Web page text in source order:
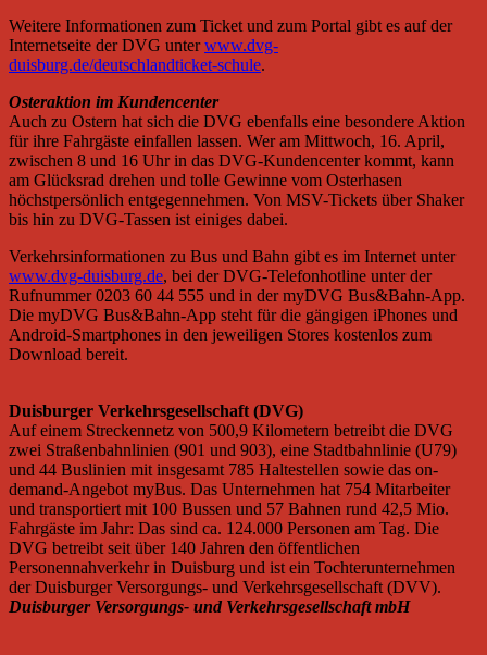
Weitere Informationen zum Ticket und zum Portal gibt es auf der
Internetseite der DVG unterwww.dvg-
duisburg.de/deutschlandticket-schule.
Osteraktion im Kundencenter
Auch zu Ostern hat sich die DVG ebenfalls eine besondere Aktion
für ihre Fahrgäste einfallen lassen. Wer am Mittwoch, 16. April,
zwischen 8 und 16 Uhr in das DVG-Kundencenter kommt, kann
am Glücksrad drehen und tolle Gewinne vom Osterhasen
höchstpersönlich entgegennehmen. Von MSV-Tickets über Shaker
bis hin zu DVG-Tassen ist einiges dabei.
Verkehrsinformationen zu Bus und Bahn gibt es im Internet unter
www.dvg-duisburg.de, bei der DVG-Telefonhotline unter der
Rufnummer 0203 60 44 555 und in der myDVG Bus&Bahn-App.
Die myDVG Bus&Bahn-App steht für die gängigen iPhones und
Android-Smartphones in den jeweiligen Stores kostenlos zum
Download bereit.
Duisburger Verkehrsgesellschaft (DVG)
Auf einem Streckennetz von 500,9 Kilometern betreibt die DVG
zwei Straßenbahnlinien (901 und 903), eine Stadtbahnlinie (U79)
und 44 Buslinien mit insgesamt 785 Haltestellen sowie das on-
demand-Angebot myBus. Das Unternehmen hat 754 Mitarbeiter
und transportiert mit 100 Bussen und 57 Bahnen rund 42,5 Mio.
Fahrgäste im Jahr: Das sind ca. 124.000 Personen am Tag. Die
DVG betreibt seit über 140 Jahren den öffentlichen
Personennahverkehr in Duisburg und ist ein Tochterunternehmen
der Duisburger Versorgungs- und Verkehrsgesellschaft (DVV).
Duisburger Versorgungs- und Verkehrsgesellschaft mbH